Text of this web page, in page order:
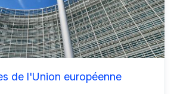
de l'Union européenne